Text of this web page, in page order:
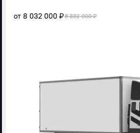
от 8 032 000 ₽8 332 000 ₽